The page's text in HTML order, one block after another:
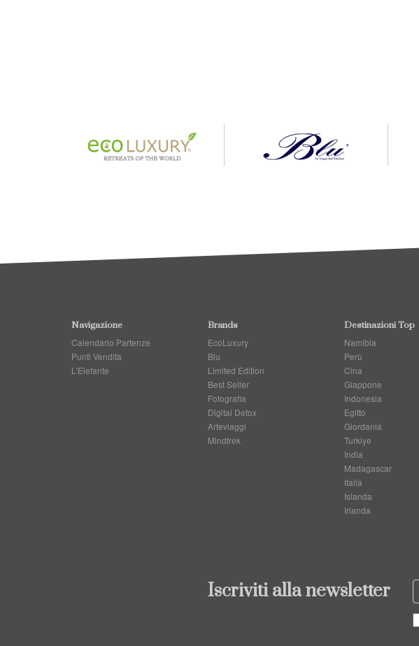
Navigazione
Calendario Partenze
Punti Vendita
L'Elefante
Brands
EcoLuxury
Blu
Limited Edition
Best Seller
Fotografia
Digital Detox
Arteviaggi
Mindtrek
Destinazioni Top
Namibia
Perù
Cina
Giappone
Indonesia
Egitto
Giordania
Turkiye
India
Madagascar
Italia
Islanda
Irlanda
Iscriviti alla newsletter